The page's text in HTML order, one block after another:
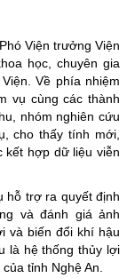
Viện trưởng Viện
học, chuyên gia
Về phía nhiệm
vụ cùng các thành
nhóm nghiên cứu
cho thấy tính mới,
kết hợp dữ liệu viễn
hỗ trợ ra quyết định
và đánh giá ảnh
và biến đổi khí hậu
là hệ thống thủy lợi
tỉnh Nghệ An.